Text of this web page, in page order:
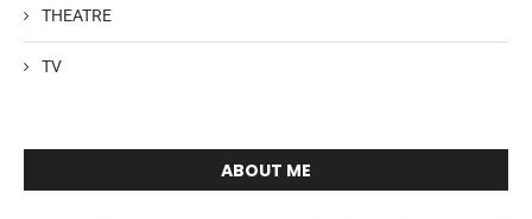
THEATRE
TV
ABOUT ME